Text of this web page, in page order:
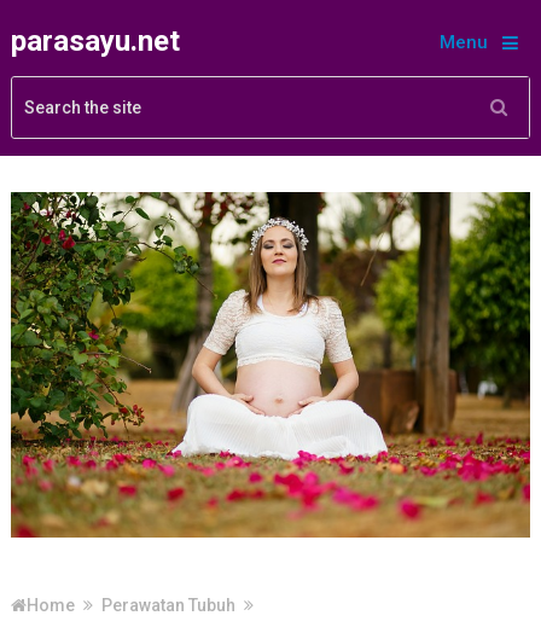
parasayu.net Menu
Home
Perawatan Tubuh